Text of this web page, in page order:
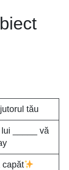
tău
_____ vă
capăt